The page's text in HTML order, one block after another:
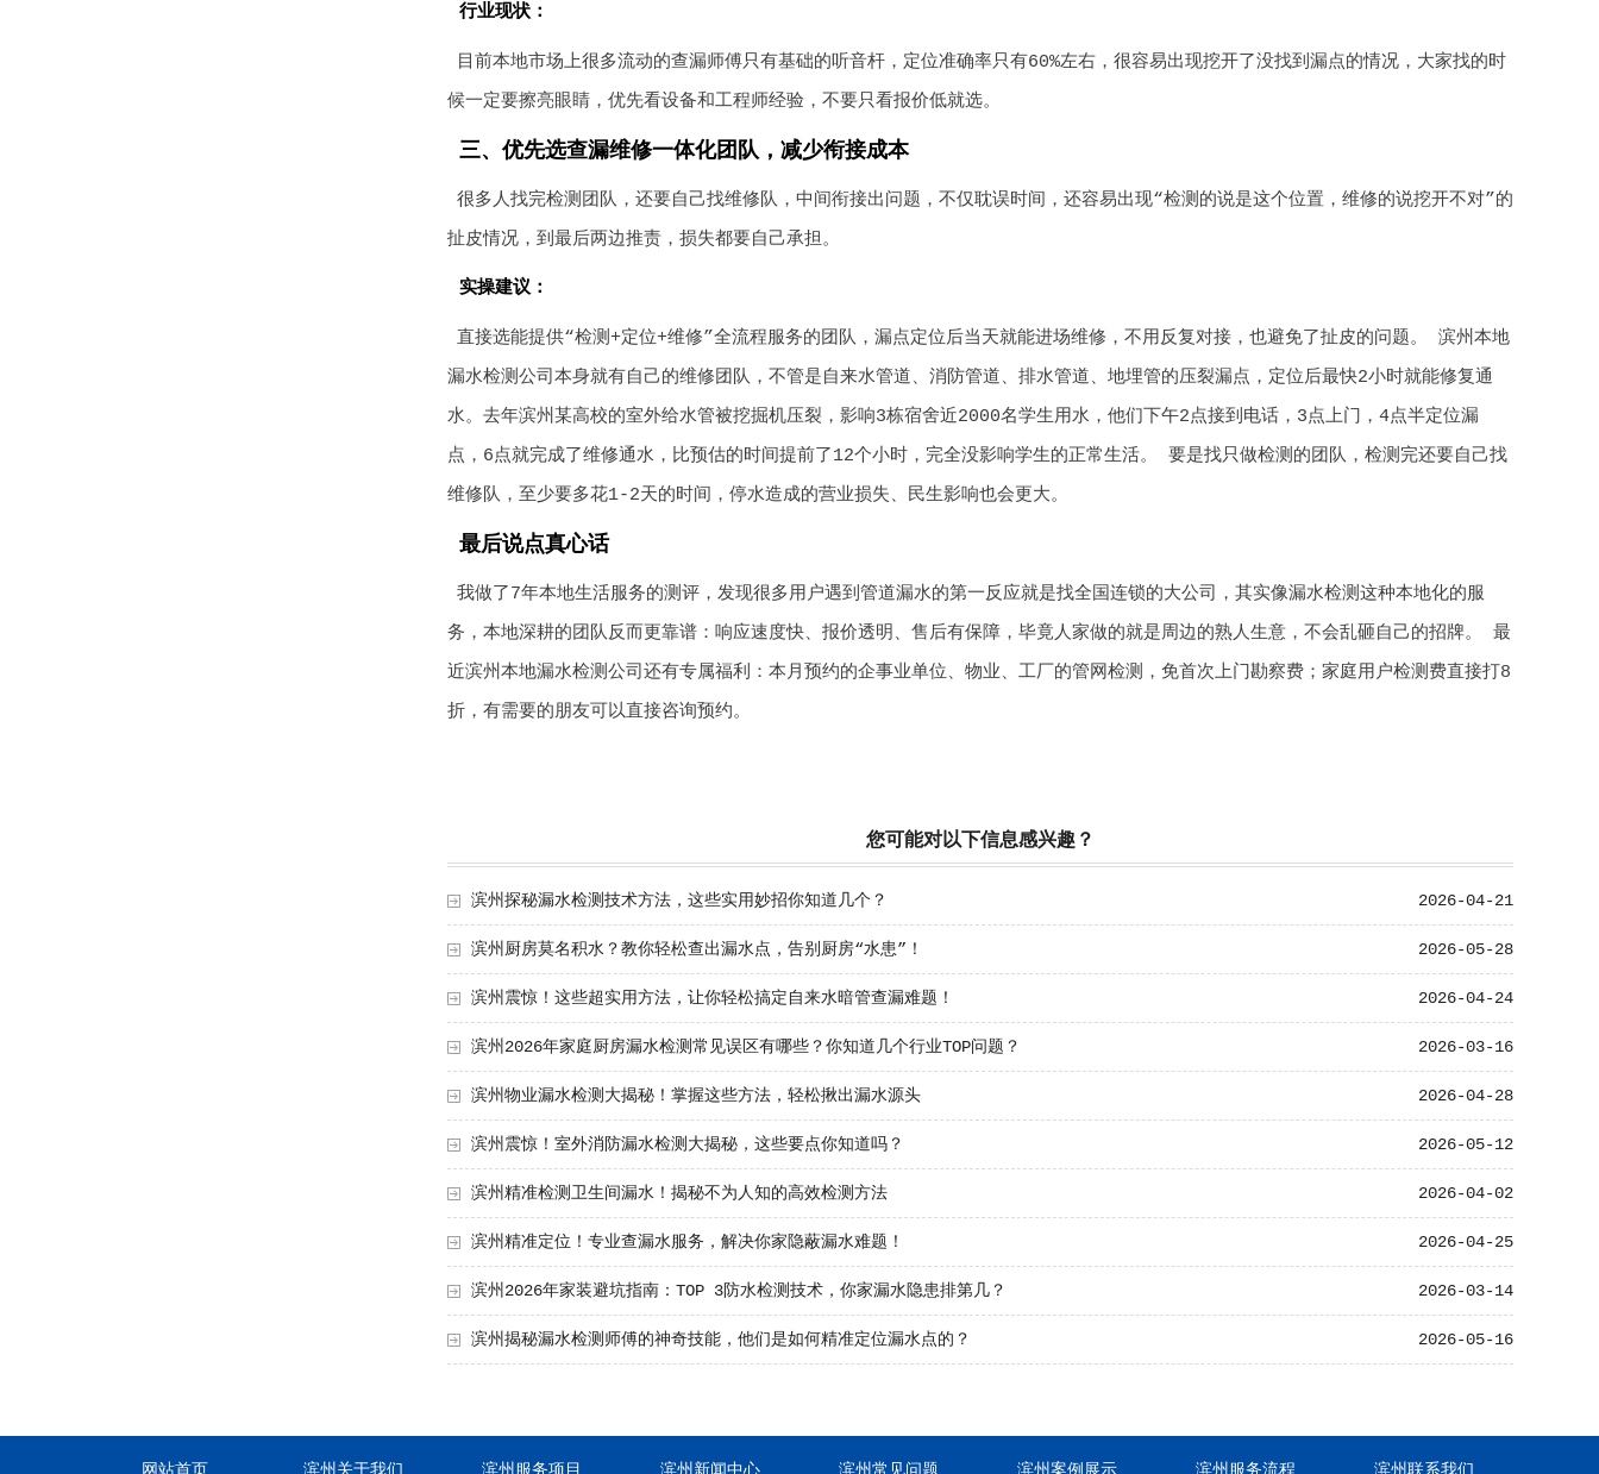
行业现状：
目前本地市场上很多流动的查漏师傅只有基础的听音杆，定位准确率只有60%左右，很容易出现挖开了没找到漏点的情况，大家找的时
候一定要擦亮眼睛，优先看设备和工程师经验，不要只看报价低就选。
三、优先选查漏维修一体化团队，减少衔接成本
很多人找完检测团队，还要自己找维修队，中间衔接出问题，不仅耽误时间，还容易出现“检测的说是这个位置，维修的说挖开不对”的
扯皮情况，到最后两边推责，损失都要自己承担。
实操建议：
直接选能提供“检测+定位+维修”全流程服务的团队，漏点定位后当天就能进场维修，不用反复对接，也避免了扯皮的问题。 滨州本地
漏水检测公司本身就有自己的维修团队，不管是自来水管道、消防管道、排水管道、地埋管的压裂漏点，定位后最快2小时就能修复通
水。去年滨州某高校的室外给水管被挖掘机压裂，影响3栋宿舍近2000名学生用水，他们下午2点接到电话，3点上门，4点半定位漏
点，6点就完成了维修通水，比预估的时间提前了12个小时，完全没影响学生的正常生活。 要是找只做检测的团队，检测完还要自己找
维修队，至少要多花1-2天的时间，停水造成的营业损失、民生影响也会更大。
最后说点真心话
我做了7年本地生活服务的测评，发现很多用户遇到管道漏水的第一反应就是找全国连锁的大公司，其实像漏水检测这种本地化的服
务，本地深耕的团队反而更靠谱：响应速度快、报价透明、售后有保障，毕竟人家做的就是周边的熟人生意，不会乱砸自己的招牌。 最
近滨州本地漏水检测公司还有专属福利：本月预约的企事业单位、物业、工厂的管网检测，免首次上门勘察费；家庭用户检测费直接打8
折，有需要的朋友可以直接咨询预约。
您可能对以下信息感兴趣？
2026-04-21
滨州探秘漏水检测技术方法，这些实用妙招你知道几个？
2026-05-28
滨州厨房莫名积水？教你轻松查出漏水点，告别厨房“水患”！
2026-04-24
滨州震惊！这些超实用方法，让你轻松搞定自来水暗管查漏难题！
2026-03-16
滨州2026年家庭厨房漏水检测常见误区有哪些？你知道几个行业TOP问题？
2026-04-28
滨州物业漏水检测大揭秘！掌握这些方法，轻松揪出漏水源头
2026-05-12
滨州震惊！室外消防漏水检测大揭秘，这些要点你知道吗？
2026-04-02
滨州精准检测卫生间漏水！揭秘不为人知的高效检测方法
2026-04-25
滨州精准定位！专业查漏水服务，解决你家隐蔽漏水难题！
2026-03-14
滨州2026年家装避坑指南：TOP 3防水检测技术，你家漏水隐患排第几？
2026-05-16
滨州揭秘漏水检测师傅的神奇技能，他们是如何精准定位漏水点的？